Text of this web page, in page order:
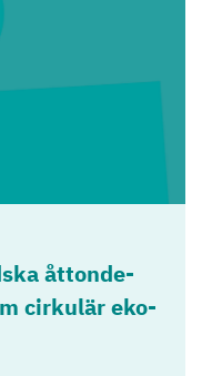
åt­ton­de­
cir­ku­lär eko­